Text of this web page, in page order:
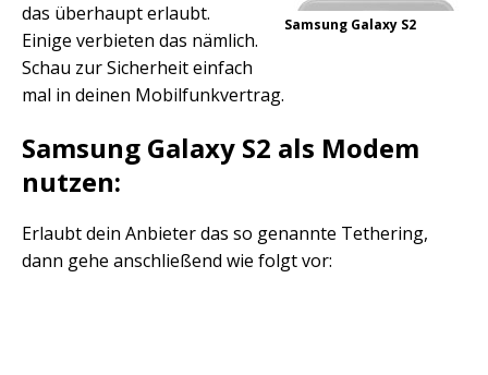
Samsung Galaxy S2
das überhaupt erlaubt.
Einige verbieten das nämlich.
Schau zur Sicherheit einfach
mal in deinen Mobilfunkvertrag.
Samsung Galaxy S2 als Modem
nutzen:
Erlaubt dein Anbieter das so genannte Tethering,
dann gehe anschließend wie folgt vor: